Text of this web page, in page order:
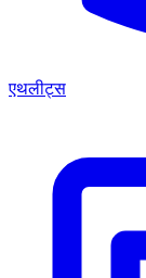
एथलीट्स